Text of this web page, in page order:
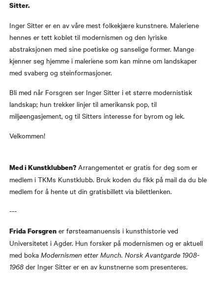
Sitter.
Inger Sitter er en av våre mest folkekjære kunstnere. Maleriene
hennes er tett koblet til modernismen og den lyriske
abstraksjonen med sine poetiske og sanselige former. Mange
kjenner seg hjemme i maleriene som kan minne om landskaper
med svaberg og steinformasjoner.
Bli med når Forsgren ser Inger Sitter i et større modernistisk
landskap; hun trekker linjer til amerikansk pop, til
miljøengasjement, og til Sitters interesse for byrom og lek.
Velkommen!
Med i Kunstklubben?Arrangementet er gratis for deg som er
medlem i TKMs Kunstklubb. Bruk koden du fikk på mail da du ble
medlem for å hente ut din gratisbillett via bilettlenken.
---
Frida Forsgrener førsteamanuensis i kunsthistorie ved
Universitetet i Agder. Hun forsker på modernismen og er aktuell
med boka Modernismen etter Munch. Norsk Avantgarde 1908-
1968 der Inger Sitter er en av kunstnerne som presenteres.